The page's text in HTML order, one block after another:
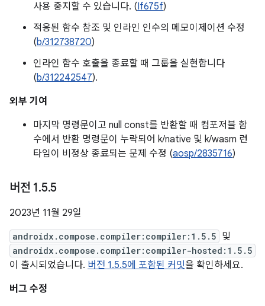
사용 중지할 수 있습니다. (If675f)
적응된 함수 참조 및 인라인 인수의 메모이제이션 수정
(b/312738720)
인라인 함수 호출을 종료할 때 그룹을 실현합니다
(b/312242547).
외부 기여
마지막 명령문이고 null const를 반환할 때 컴포저블 함
수에서 반환 명령문이 누락되어 k/native 및 k/wasm 런
타임이 비정상 종료되는 문제 수정 (aosp/2835716)
버전 1.5.5
2023년 11월 29일
androidx.compose.compiler:compiler:1.5.5 및
androidx.compose.compiler:compiler-hosted:1.5.5
이 출시되었습니다. 버전 1.5.5에 포함된 커밋을 확인하세요.
버그 수정